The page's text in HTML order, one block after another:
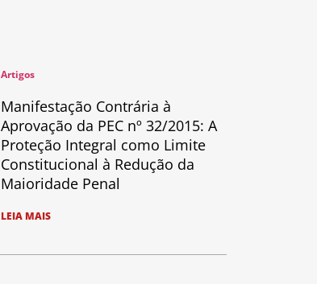
Artigos
Manifestação Contrária à
Aprovação da PEC nº 32/2015: A
Proteção Integral como Limite
Constitucional à Redução da
Maioridade Penal
LEIA MAIS